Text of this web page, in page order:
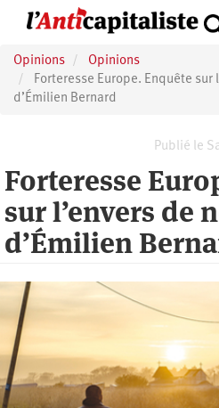
principal
Opinions
Opinions
Forteresse Europe. Enquête sur
d’Émilien Bernard
Publié le
Forteresse
sur l’envers de
d’Émilien